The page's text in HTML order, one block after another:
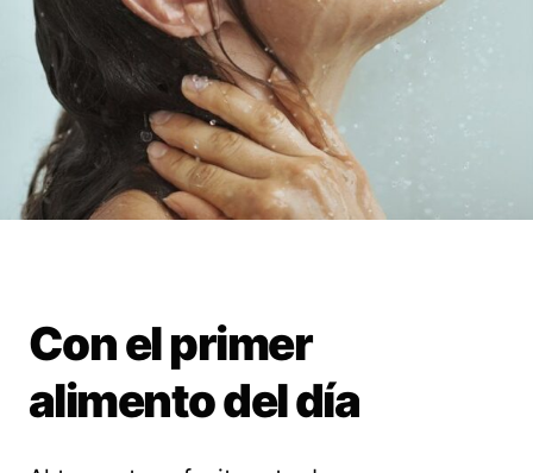
Con el primer
alimento del día